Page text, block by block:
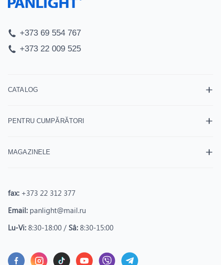
+373 69 554 767
+373 22 009 525
CATALOG
PENTRU CUMPĂRĂTORI
MAGAZINELE
fax: +373 22 312 377
Email: panlight@mail.ru
Lu-Vi: 8:30-18:00 / Sâ: 8:30-15:00